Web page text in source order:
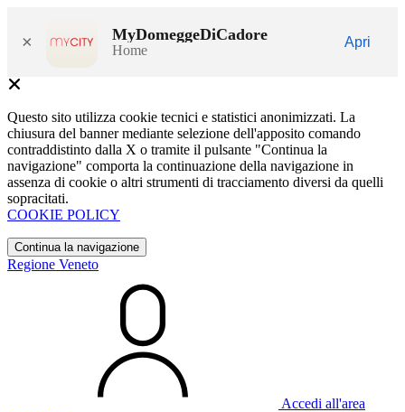
× MyDomeggeDiCadore
Home
Apri
Questo sito utilizza cookie tecnici e statistici anonimizzati. La
chiusura del banner mediante selezione dell'apposito comando
contraddistinto dalla X o tramite il pulsante "Continua la
navigazione" comporta la continuazione della navigazione in
assenza di cookie o altri strumenti di tracciamento diversi da quelli
sopracitati.
COOKIE POLICY
Continua la navigazione
Regione Veneto
Accedi all'area